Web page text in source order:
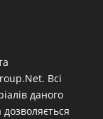
Всі
даного